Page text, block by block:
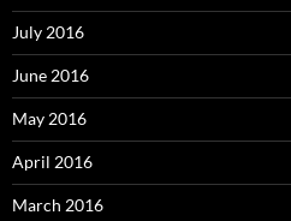
July 2016
June 2016
May 2016
April 2016
March 2016